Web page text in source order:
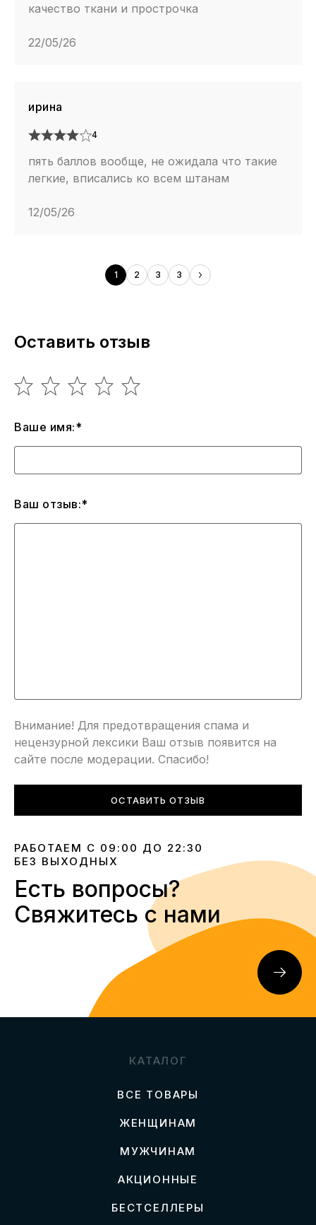
качество ткани и прострочка
22/05/26
ирина
4
пять баллов вообще, не ожидала что такие
легкие, вписались ко всем штанам
12/05/26
1 2 3 3
Оставить отзыв
Ваше имя:*
Ваш отзыв:*
Внимание! Для предотвращения спама и
нецензурной лексики Ваш отзыв появится на
сайте после модерации. Спасибо!
ОСТАВИТЬ ОТЗЫВ
РАБОТАЕМ С 09:00 ДО 22:30
БЕЗ ВЫХОДНЫХ
Есть вопросы?
Свяжитесь с нами
КАТАЛОГ
ВСЕ ТОВАРЫ
ЖЕНЩИНАМ
МУЖЧИНАМ
АКЦИОННЫЕ
БЕСТСЕЛЛЕРЫ